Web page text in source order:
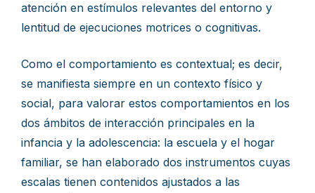
atención en estímulos relevantes del entorno y
lentitud de ejecuciones motrices o cognitivas.
Como el comportamiento es contextual; es decir,
se manifiesta siempre en un contexto físico y
social, para valorar estos comportamientos en los
dos ámbitos de interacción principales en la
infancia y la adolescencia: la escuela y el hogar
familiar, se han elaborado dos instrumentos cuyas
escalas tienen contenidos ajustados a las